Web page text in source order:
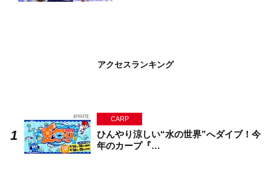
アクセスランキング
CARP
ひんやり涼しい“水の世界”へダイブ！今
年のカープ『…